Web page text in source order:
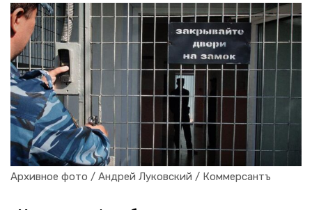
Архивное фото / Андрей Луковский / Коммерсантъ